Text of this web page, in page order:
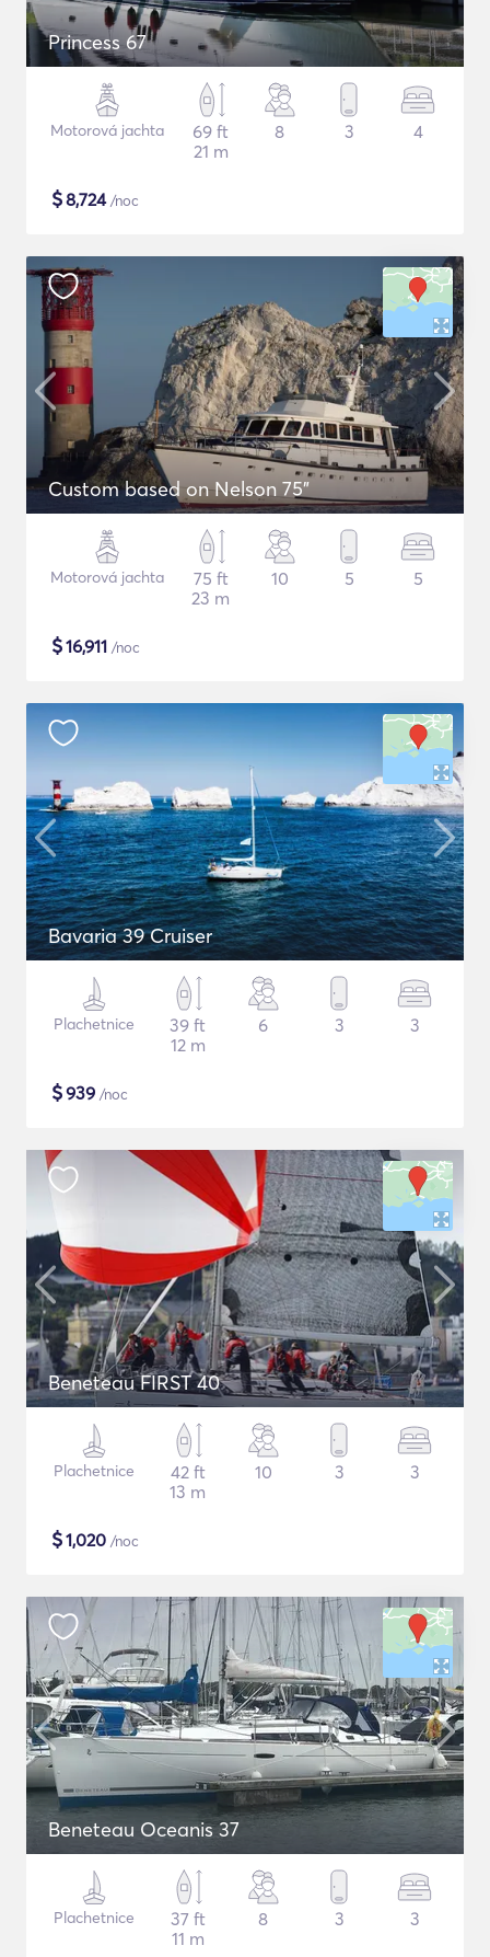
Princess 67
Motorová jachta
69 ft
21 m
8 3 4
$8,724/noc
Custom based on Nelson 75"
Motorová jachta
75 ft
23 m
10 5 5
$16,911 /noc
Bavaria 39 Cruiser
Plachetnice
39 ft
12 m
6 3 3
$939 /noc
Beneteau FIRST 40
Plachetnice
42 ft
13 m
10 3 3
$1,020 /noc
Beneteau Oceanis 37
Plachetnice
37 ft
11 m
8 3 3